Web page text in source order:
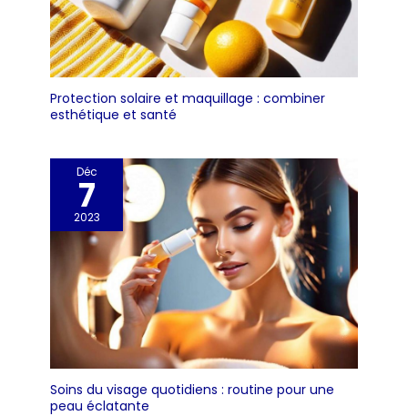
toutes les unités de
mesure nécessaires, g,
ct, dwt, gn, oz, tl et ozt.
peut convertir la
secondes.Alimenté par
portable et
compacte】 La mini
balance de poche a la
même taille qu'une
carte, compacte et
légère, ce qui la rend
très pratique à
transporter. La mini
balance a été conçue
pour être robuste,
précise, rapide et facile
à utiliser.
Protection solaire et maquillage : combiner
esthétique et santé
Déc
7
2023
Soins du visage quotidiens : routine pour une
peau éclatante